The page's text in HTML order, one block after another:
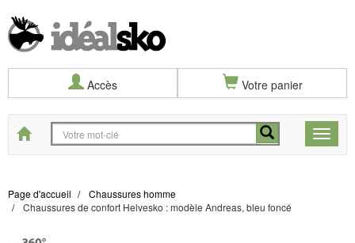
Accès Votre panier
Toggle
Start
Page d'accueil
Chaussures homme
Chaussures de confort Helvesko : modèle Andreas, bleu foncé